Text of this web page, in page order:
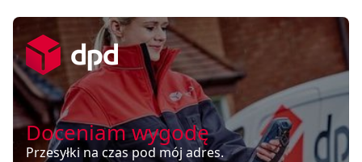
Doceniam wygodę
Przesyłki na czas pod mój adres.